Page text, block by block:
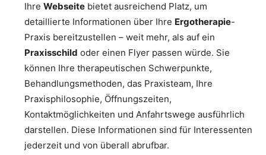
Ihre Webseite bietet ausreichend Platz, um
detaillierte Informationen über Ihre Ergotherapie-
Praxis bereitzustellen – weit mehr, als auf ein
Praxisschild oder einen Flyer passen würde. Sie
können Ihre therapeutischen Schwerpunkte,
Behandlungsmethoden, das Praxisteam, Ihre
Praxisphilosophie, Öffnungszeiten,
Kontaktmöglichkeiten und Anfahrtswege ausführlich
darstellen. Diese Informationen sind für Interessenten
jederzeit und von überall abrufbar.